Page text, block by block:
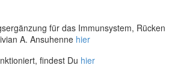
für das Immunsystem, Rücken
A. Ansuhenne hier
findest Du hier